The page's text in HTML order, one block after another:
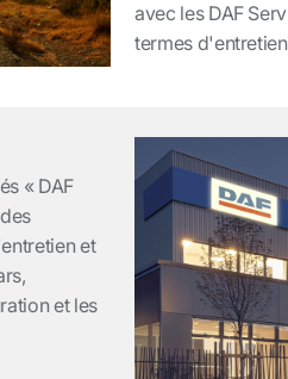
avec les DAF
termes
« DAF
et
et les